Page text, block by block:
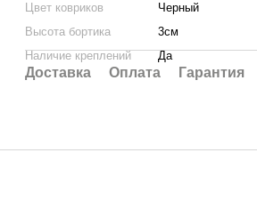
Цвет ковриков
Черный
Высота бортика
3см
Наличие креплений
Да
Доставка Оплата Гарантия